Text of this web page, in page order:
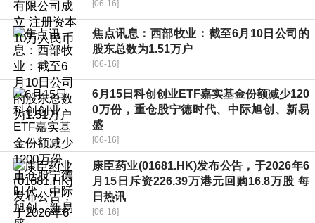
[06-16]
焦点讯息：西部牧业：截至6月10日公司的
股东总数为1.51万户
[06-16]
6月15日科创创业ETF嘉实基金份额减少120
0万份，重仓股宁德时代、中际旭创、新易
盛
[06-16]
康臣药业(01681.HK)发布公告，于2026年6
月15日斥资226.39万港元回购16.8万股 每
日热讯
[06-16]